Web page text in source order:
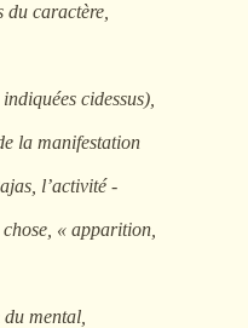
du caractère,
cidessus),
la manifestation
l’activité -
« apparition,
mental,